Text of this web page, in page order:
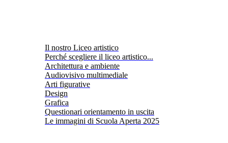
Il nostro Liceo artistico
Perché scegliere il liceo artistico...
Architettura e ambiente
Audiovisivo multimediale
Arti figurative
Design
Grafica
Questionari orientamento in uscita
Le immagini di Scuola Aperta 2025